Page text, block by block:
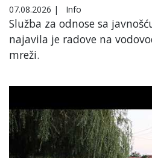
07.08.2026 | Info
Služba za odnose sa
najavila je radove na
mreži.